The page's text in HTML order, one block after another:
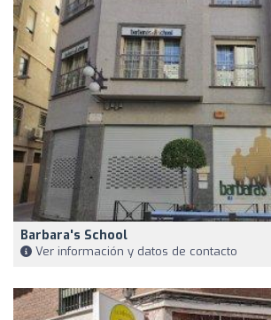
Barbara's School
Ver información y datos de contacto